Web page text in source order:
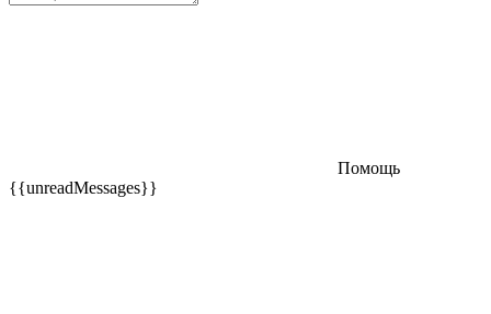
Помощь
{{unreadMessages}}